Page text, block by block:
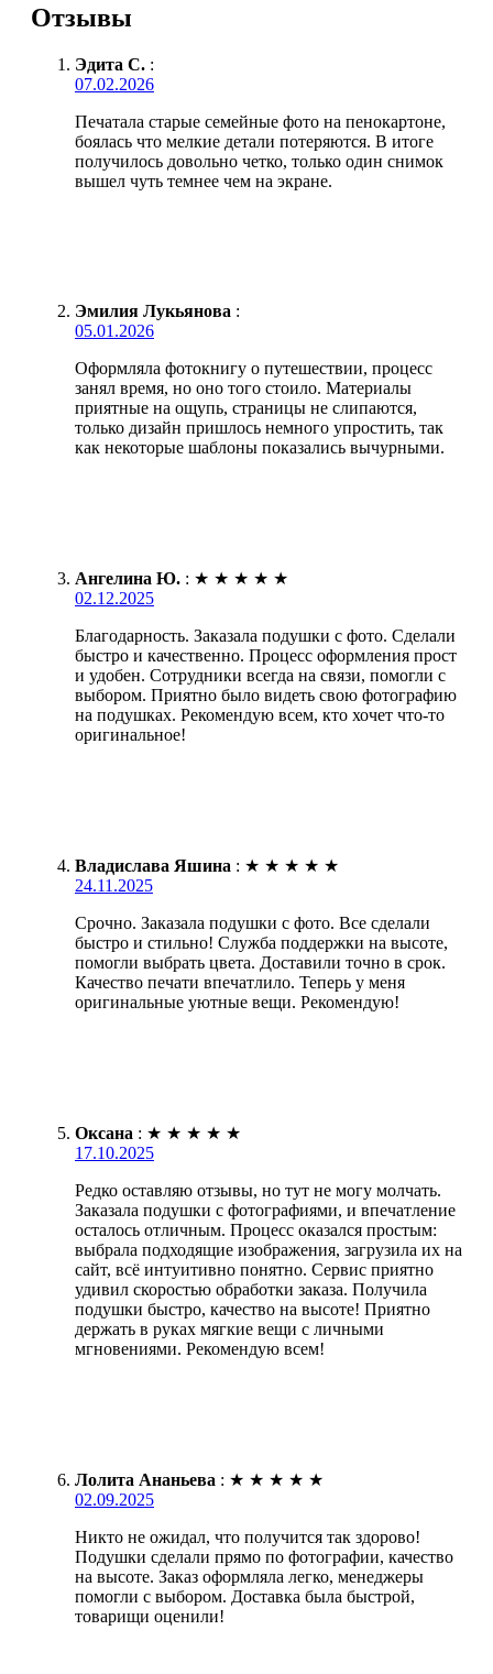
Отзывы
Эдита С. :
07.02.2026
Печатала старые семейные фото на пенокартоне,
боялась что мелкие детали потеряются. В итоге
получилось довольно четко, только один снимок
вышел чуть темнее чем на экране.
Эмилия Лукьянова :
05.01.2026
Оформляла фотокнигу о путешествии, процесс
занял время, но оно того стоило. Материалы
приятные на ощупь, страницы не слипаются,
только дизайн пришлось немного упростить, так
как некоторые шаблоны показались вычурными.
Ангелина Ю. : ★ ★ ★ ★ ★
02.12.2025
Благодарность. Заказала подушки с фото. Сделали
быстро и качественно. Процесс оформления прост
и удобен. Сотрудники всегда на связи, помогли с
выбором. Приятно было видеть свою фотографию
на подушках. Рекомендую всем, кто хочет что-то
оригинальное!
Владислава Яшина : ★ ★ ★ ★ ★
24.11.2025
Срочно. Заказала подушки с фото. Все сделали
быстро и стильно! Служба поддержки на высоте,
помогли выбрать цвета. Доставили точно в срок.
Качество печати впечатлило. Теперь у меня
оригинальные уютные вещи. Рекомендую!
Оксана : ★ ★ ★ ★ ★
17.10.2025
Редко оставляю отзывы, но тут не могу молчать.
Заказала подушки с фотографиями, и впечатление
осталось отличным. Процесс оказался простым:
выбрала подходящие изображения, загрузила их на
сайт, всё интуитивно понятно. Сервис приятно
удивил скоростью обработки заказа. Получила
подушки быстро, качество на высоте! Приятно
держать в руках мягкие вещи с личными
мгновениями. Рекомендую всем!
Лолита Ананьева : ★ ★ ★ ★ ★
02.09.2025
Никто не ожидал, что получится так здорово!
Подушки сделали прямо по фотографии, качество
на высоте. Заказ оформляла легко, менеджеры
помогли с выбором. Доставка была быстрой,
товарищи оценили!